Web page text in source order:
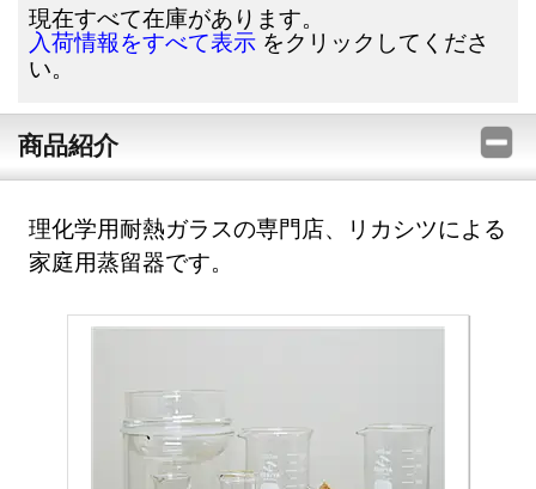
現在すべて在庫があります。
入荷情報をすべて表示 をクリックしてくださ
い。
商品紹介
理化学用耐熱ガラスの専門店、リカシツによる
家庭用蒸留器です。